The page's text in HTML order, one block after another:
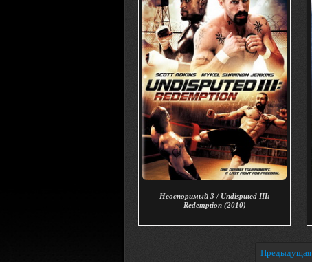
Неоспоримый 3 / Undisputed III:
Redemption (2010)
Предыдущая